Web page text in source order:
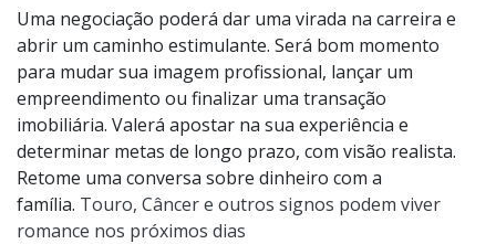
Uma negociação poderá dar uma virada na carreira e
abrir um caminho estimulante. Será bom momento
para mudar sua imagem profissional, lançar um
empreendimento ou finalizar uma transação
imobiliária. Valerá apostar na sua experiência e
determinar metas de longo prazo, com visão realista.
Retome uma conversa sobre dinheiro com a
família. Touro, Câncer e outros signos podem viver
romance nos próximos dias